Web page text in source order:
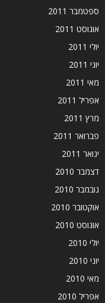
ספטמבר 2011
אוגוסט 2011
יולי 2011
יוני 2011
מאי 2011
אפריל 2011
מרץ 2011
פברואר 2011
ינואר 2011
דצמבר 2010
נובמבר 2010
אוקטובר 2010
אוגוסט 2010
יולי 2010
יוני 2010
מאי 2010
אפריל 2010